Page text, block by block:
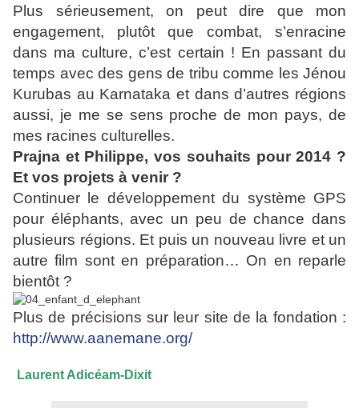
Plus sérieusement, on peut dire que mon
engagement, plutôt que combat, s’enracine
dans ma culture, c’est certain ! En passant du
temps avec des gens de tribu comme les Jénou
Kurubas au Karnataka et dans d’autres régions
aussi, je me se sens proche de mon pays, de
mes racines culturelles.
Prajna et Philippe, vos souhaits pour 2014 ?
Et vos projets à venir ?
Continuer le développement du système GPS
pour éléphants, avec un peu de chance dans
plusieurs régions. Et puis un nouveau livre et un
autre film sont en préparation… On en reparle
bientôt ?
Plus de précisions sur leur site de la fondation :
http://www.aanemane.org/
Laurent Adicéam-Dixit